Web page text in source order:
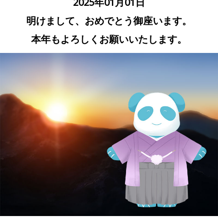
明けまして、おめでとう御座います。
本年もよろしくお願いいたします。